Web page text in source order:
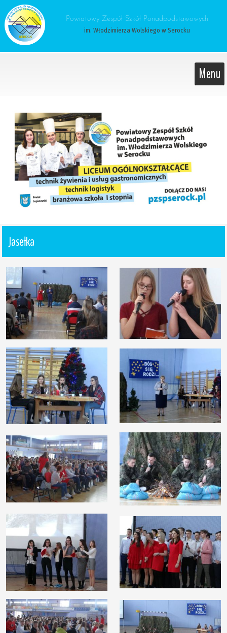
Powiatowy Zespół Szkół Ponadpodstawowych
im. Włodzimierza Wolskiego w Serocku
Menu
Jasełka